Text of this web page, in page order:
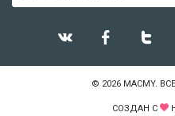
© 2026 MACMY.
СОЗДАН С